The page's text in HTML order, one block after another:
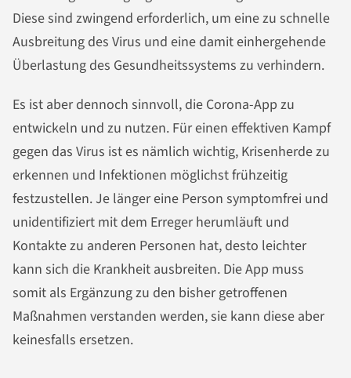
Diese sind zwingend erforderlich, um eine zu schnelle
Ausbreitung des Virus und eine damit einhergehende
Überlastung des Gesundheitssystems zu verhindern.
Es ist aber dennoch sinnvoll, die Corona-App zu
entwickeln und zu nutzen. Für einen effektiven Kampf
gegen das Virus ist es nämlich wichtig, Krisenherde zu
erkennen und Infektionen möglichst frühzeitig
festzustellen. Je länger eine Person symptomfrei und
unidentifiziert mit dem Erreger herumläuft und
Kontakte zu anderen Personen hat, desto leichter
kann sich die Krankheit ausbreiten. Die App muss
somit als Ergänzung zu den bisher getroffenen
Maßnahmen verstanden werden, sie kann diese aber
keinesfalls ersetzen.